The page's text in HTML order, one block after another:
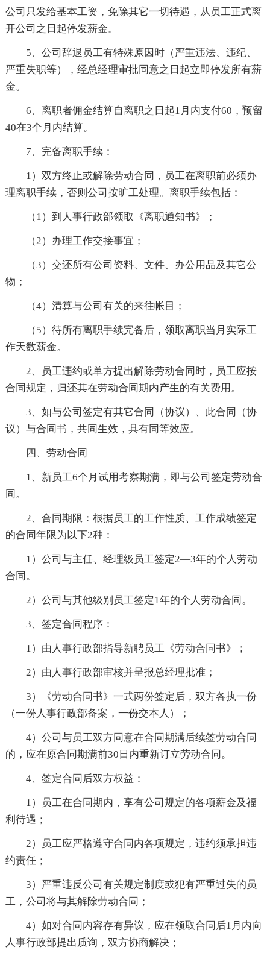
公司只发给基本工资，免除其它一切待遇，从员工正式离
开公司之日起停发薪金。
5、公司辞退员工有特殊原因时（严重违法、违纪、
严重失职等），经总经理审批同意之日起立即停发所有薪
金。
6、离职者佣金结算自离职之日起1月内支付60，预留
40在3个月内结算。
7、完备离职手续：
1）双方终止或解除劳动合同，员工在离职前必须办
理离职手续，否则公司按旷工处理。离职手续包括：
（1）到人事行政部领取《离职通知书》；
（2）办理工作交接事宜；
（3）交还所有公司资料、文件、办公用品及其它公
物；
（4）清算与公司有关的来往帐目；
（5）待所有离职手续完备后，领取离职当月实际工
作天数薪金。
2、员工违约或单方提出解除劳动合同时，员工应按
合同规定，归还其在劳动合同期内产生的有关费用。
3、如与公司签定有其它合同（协议）、此合同（协
议）与合同书，共同生效，具有同等效应。
四、劳动合同
1、新员工6个月试用考察期满，即与公司签定劳动合
同。
2、合同期限：根据员工的工作性质、工作成绩签定
的合同年限为以下2种：
1）公司与主任、经理级员工签定2—3年的个人劳动
合同。
2）公司与其他级别员工签定1年的个人劳动合同。
3、签定合同程序：
1）由人事行政部指导新聘员工《劳动合同书》；
2）由人事行政部审核并呈报总经理批准；
3）《劳动合同书》一式两份签定后，双方各执一份
（一份人事行政部备案，一份交本人）；
4）公司与员工双方同意在合同期满后续签劳动合同
的，应在原合同期满前30日内重新订立劳动合同。
4、签定合同后双方权益：
1）员工在合同期内，享有公司规定的各项薪金及福
利待遇；
2）员工应严格遵守合同内各项规定，违约须承担违
约责任；
3）严重违反公司有关规定制度或犯有严重过失的员
工，公司将与其解除劳动合同；
4）如对合同内容存有异议，应在领取合同后1月内向
人事行政部提出质询，双方协商解决；